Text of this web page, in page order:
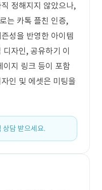
정해지지 않았으나,
는 카톡 플친 인증,
성을 반영한 아이템
자인, 공유하기 이
이지 링크 등이 포함
인 및 에셋은 미팅을
상담 받으세요.